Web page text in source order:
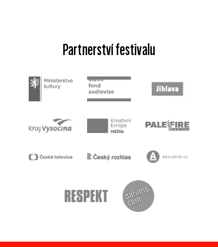
Partnerství festivalu